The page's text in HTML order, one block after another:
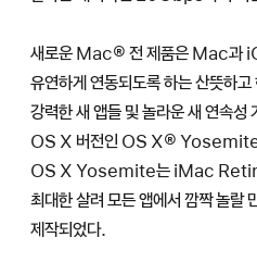
새로운 Mac® 전 제품은 Mac과
유연하게 연동되도록 하는 산뜻하
강력한 새 앱들 및 놀라운 새 연속성
OS X 버전인 OS X® Yosemite
OS X Yosemite는 iMac
최대한 살려 모든 앱에서 깜짝 놀랄
제작되었다.